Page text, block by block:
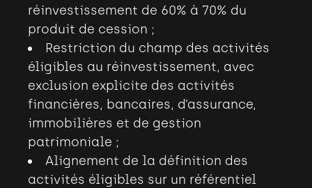
réinvestissement de 60% à 70% du
produit de cession ;
Restriction du champ des activités
éligibles au réinvestissement, avec
exclusion explicite des activités
financières, bancaires, d’assurance,
immobilières et de gestion
patrimoniale ;
Alignement de la définition des
activités éligibles sur un référentiel